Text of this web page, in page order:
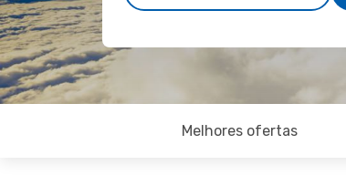
Melhores ofertas